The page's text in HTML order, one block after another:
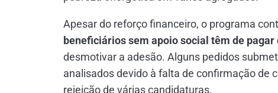
Apesar do reforço financeiro, o programa
beneficiários sem apoio social têm de pagar
desmotivar a adesão. Alguns pedidos
analisados devido à falta de confirmação de
rejeição de várias candidaturas.